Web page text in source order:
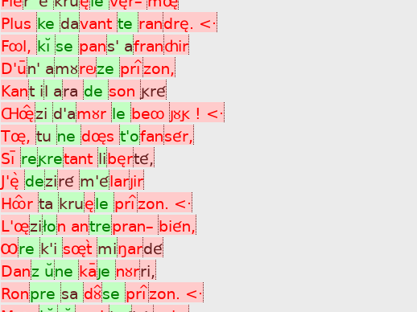
Plus ke davant te randrè. <·
Fôl, kìÁ se pans' afrançir
D'uÿn' amùröze prìîzon,
Kant il ara de son gré
ÇøÎzi d'amùr le beô jùg ! <·
Tø, tu ne døs t'ofansér,
Sìþ regretant libèrté,
J'èã deziré m'élarjir
HôÎr ta kruèle prìîzon. <·
L'øzi£on antrepran_ bién,
Ôre k'i søtã miñardé
Danz uÂne kaÿje nùrri,
Ronpre sa dù^se prìîzon. <·